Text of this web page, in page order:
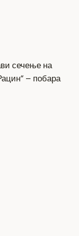
сечење на
– побара